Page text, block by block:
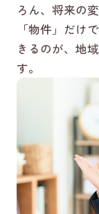
ろん、将来の
「物件」だけ
きるのが、地
す。